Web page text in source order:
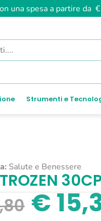
una spesa a partire da
Strumenti e
Salute e Benessere
€